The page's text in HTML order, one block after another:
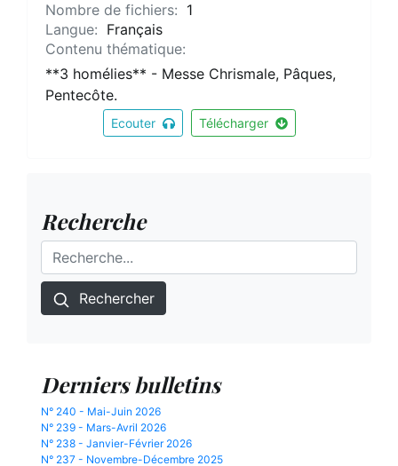
Nombre de fichiers: 1
Langue: Français
Contenu thématique:
**3 homélies** - Messe Chrismale, Pâques,
Pentecôte.
Ecouter Télécharger
Recherche
Rechercher
Derniers bulletins
N° 240 - Mai-Juin 2026
N° 239 - Mars-Avril 2026
N° 238 - Janvier-Février 2026
N° 237 - Novembre-Décembre 2025